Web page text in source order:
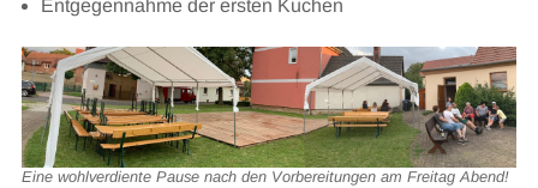
Entgegennahme der ersten Kuchen
Eine wohlverdiente Pause nach den Vorbereitungen am Freitag Abend!